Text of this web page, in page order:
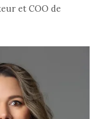
et COO de